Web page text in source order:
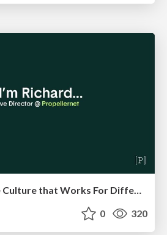
Building a Creative Culture that Works For Different Personalities (and in Different Locations)
0 320